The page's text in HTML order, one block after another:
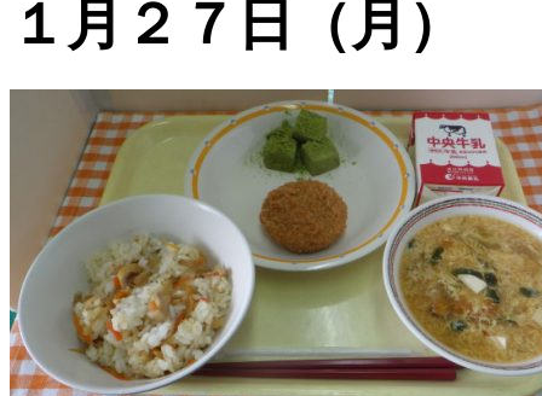
１月２７日（月）